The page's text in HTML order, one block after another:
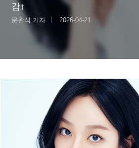
감↑
문완식 기자 2026-04-21